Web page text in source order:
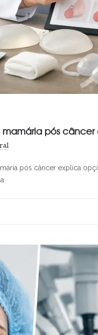
pós
pós câncer explica